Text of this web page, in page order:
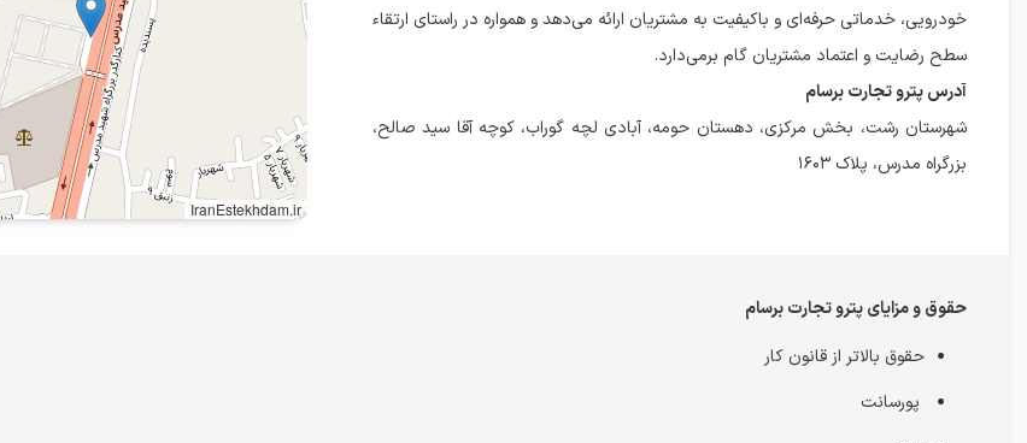
خودرویی، خدماتی حرفه‌ای و باکیفیت به مشتریان ارائه می‌دهد و همواره در راستای ارتقاء
سطح رضایت و اعتماد مشتریان گام برمی‌دارد.
آدرس پترو تجارت برسام
شهرستان رشت، بخش مرکزی، دهستان حومه، آبادی لچه گوراب، کوچه آقا سید صالح،
بزرگراه مدرس، پلاک ۱۶۰۳
IranEstekhdam.ir
حقوق و مزایای پترو تجارت برسام
حقوق بالاتر از قانون کار
پورسانت